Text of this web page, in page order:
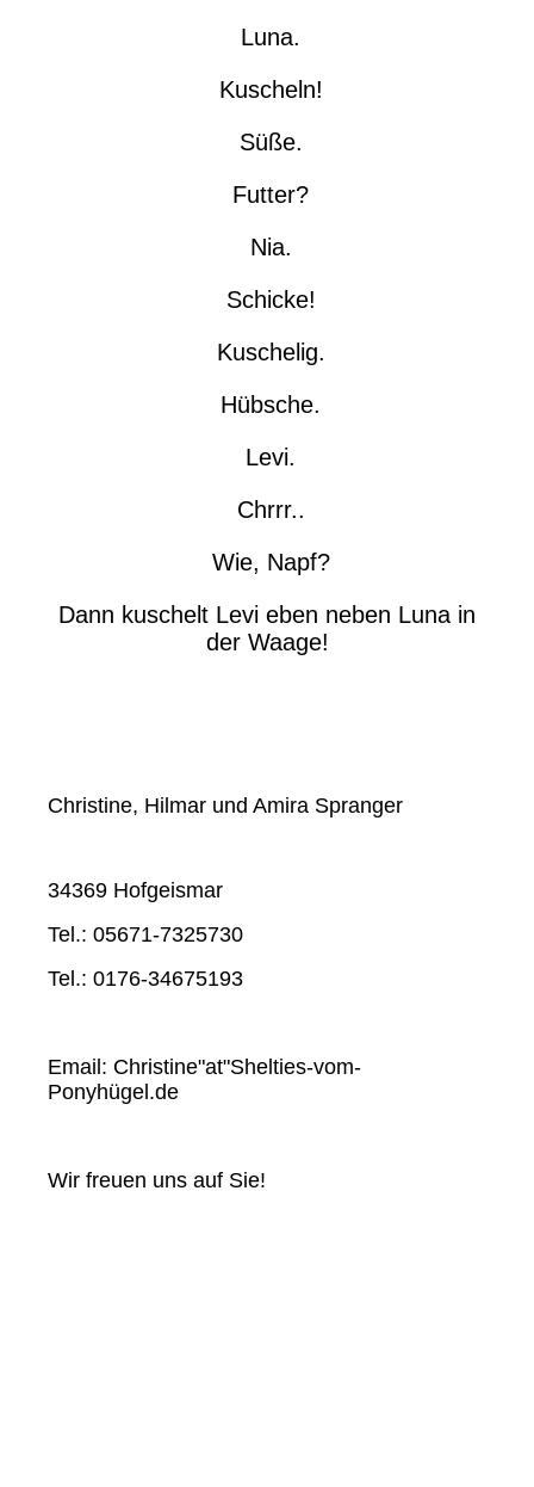
Luna.
Kuscheln!
Süße.
Futter?
Nia.
Schicke!
Kuschelig.
Hübsche.
Levi.
Chrrr..
Wie, Napf?
Dann kuschelt Levi eben neben Luna in
der Waage!
Christine, Hilmar und Amira Spranger
34369 Hofgeismar
Tel.: 05671-7325730
Tel.: 0176-34675193
Email: Christine"at"Shelties-vom-
Ponyhügel.de
Wir freuen uns auf Sie!